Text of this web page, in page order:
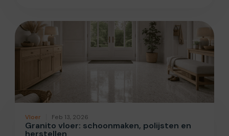
Vloer Feb 13, 2026
Granito vloer: schoonmaken, polijsten en
herstellen